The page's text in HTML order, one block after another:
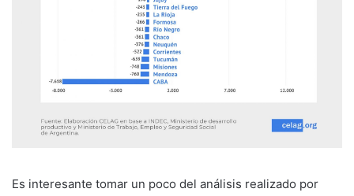
Es interesante tomar un poco del análisis realizado por